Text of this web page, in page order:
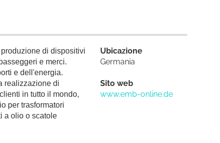
di dispositivi
e merci.
e dell'energia.
realizzazione di
in tutto il mondo,
per trasformatori
a olio o scatole
Ubicazione
Germania
Sito web
www.emb-online.de